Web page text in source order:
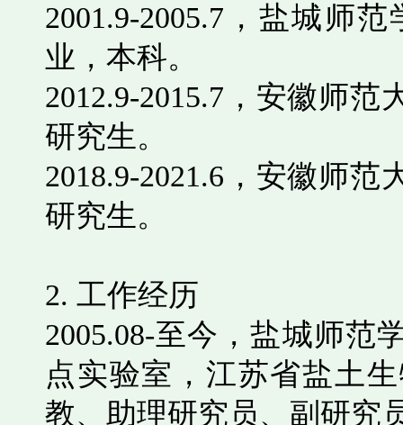
2001.9-2005.7 ，盐城师
业，本科。
2012.9-2015.7 ，安徽师范
研究生。
2018.9-2021.6 ，安徽师范
研究生。
2. 工作经历
2005.08-至今，盐城师范
点实验室，江苏省盐土
教、助理研究员、副研究